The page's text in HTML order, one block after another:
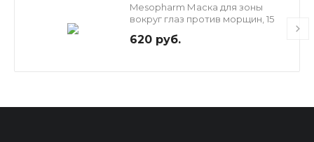
Mesopharm Маска для зоны
вокруг глаз против морщин, 15
620 руб.